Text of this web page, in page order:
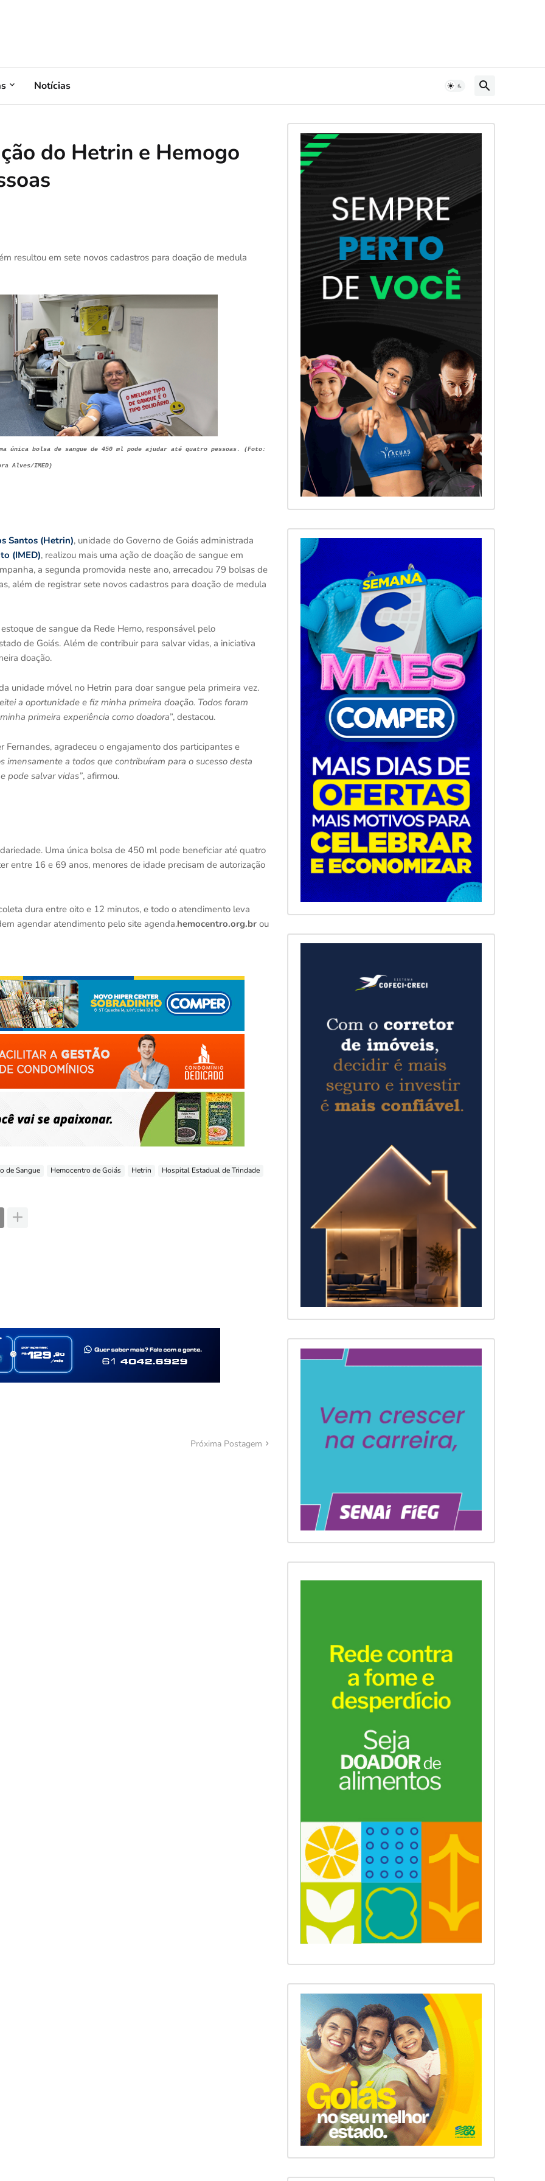
Notícias
do Hetrin e Hemogo
resultou em sete novos cadastros para doação de medula
única bolsa de sangue de 450 ml pode ajudar até quatro pessoas. (Foto:
Alves/IMED)
Santos (Hetrin), unidade do Governo de Goiás administrada
(IMED), realizou mais uma ação de doação de sangue em
a segunda promovida neste ano, arrecadou 79 bolsas de
além de registrar sete novos cadastros para doação de medula
de sangue da Rede Hemo, responsável pelo
de Goiás. Além de contribuir para salvar vidas, a iniciativa
doação.
unidade móvel no Hetrin para doar sangue pela primeira vez.
a oportunidade e fiz minha primeira doação. Todos foram
primeira experiência como doadora”, destacou.
agradeceu o engajamento dos participantes e
imensamente a todos que contribuíram para o sucesso desta
pode salvar vidas”, afirmou.
Uma única bolsa de 450 ml pode beneficiar até quatro
entre 16 e 69 anos, menores de idade precisam de autorização
dura entre oito e 12 minutos, e todo o atendimento leva
agendar atendimento pelo site agenda.hemocentro.org.br ou
de Sangue Hemocentro de Goiás Hetrin Hospital Estadual de Trindade
Próxima Postagem